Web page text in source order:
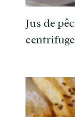
Jus de